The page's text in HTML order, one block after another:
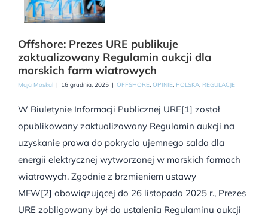
Offshore: Prezes URE publikuje
zaktualizowany Regulamin aukcji dla
morskich farm wiatrowych
Maja Moskal | 16 grudnia, 2025 | OFFSHORE, OPINIE, POLSKA, REGULACJE
W Biuletynie Informacji Publicznej URE[1] został
opublikowany zaktualizowany Regulamin aukcji na
uzyskanie prawa do pokrycia ujemnego salda dla
energii elektrycznej wytworzonej w morskich farmach
wiatrowych. Zgodnie z brzmieniem ustawy
MFW[2] obowiązującej do 26 listopada 2025 r., Prezes
URE zobligowany był do ustalenia Regulaminu aukcji